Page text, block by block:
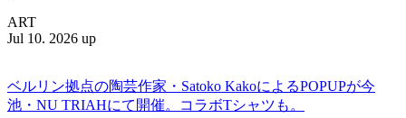
ART
Jul 10. 2026 up
ベルリン拠点の陶芸作家・Satoko KakoによるPOPUPが今
池・NU TRIAHにて開催。コラボTシャツも。